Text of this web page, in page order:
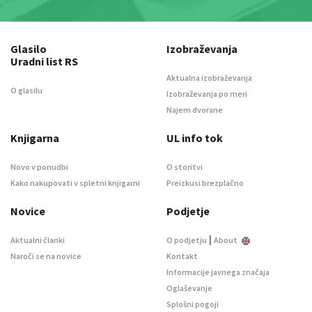
Glasilo
Uradni list RS
O glasilu
Izobraževanja
Aktualna izobraževanja
Izobraževanja po meri
Najem dvorane
Knjigarna
Novo v ponudbi
Kako nakupovati v spletni knjigarni
UL info tok
O storitvi
Preizkusi brezplačno
Novice
Aktualni članki
Naroči se na novice
Podjetje
O podjetju | About
Kontakt
Informacije javnega značaja
Oglaševanje
Splošni pogoji